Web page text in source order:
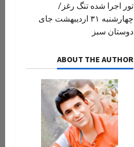
تور اجرا شده تنگ رغز/
چهارشنبه ۳۱ اردیبهشت جای
دوستان سبز
ABOUT THE AUTHOR